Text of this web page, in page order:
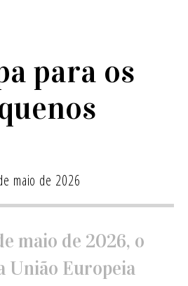
para os
maio de 2026
maio de 2026, o
União Europeia